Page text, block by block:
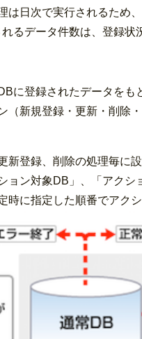
は日次で実行されるため
るデータ件数は、登録状
に登録されたデータを
（新規登録・更新・削除
新登録、削除の処理毎に
ョン対象DB」、「アクシ
時に指定した順番でアク